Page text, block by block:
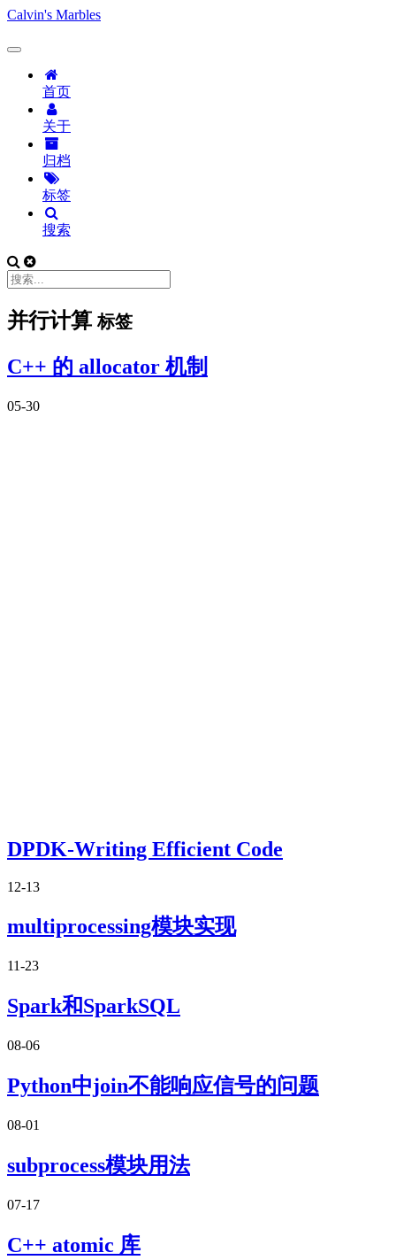
Calvin's Marbles
首页
关于
归档
标签
搜索
并行计算标签
C++ 的 allocator 机制
05-30
DPDK-Writing Efficient Code
12-13
multiprocessing模块实现
11-23
Spark和SparkSQL
08-06
Python中join不能响应信号的问题
08-01
subprocess模块用法
07-17
C++ atomic 库